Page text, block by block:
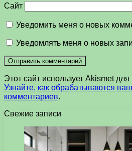
Сайт
Уведомить меня о новых
Уведомлять меня о новых
Этот сайт использует Akismet
Узнайте, как обрабатываются
комментариев.
Свежие записи